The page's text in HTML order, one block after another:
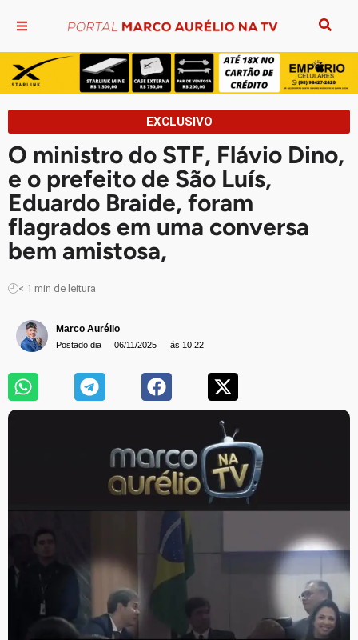
EXCLUSIVO
O ministro do STF, Flávio Dino,
e o prefeito de São Luís,
Eduardo Braide, foram
flagrados em uma conversa
bem amistosa,
< 1 min de leitura
Marco Aurélio
Postado dia 06/11/2025 ás 10:22